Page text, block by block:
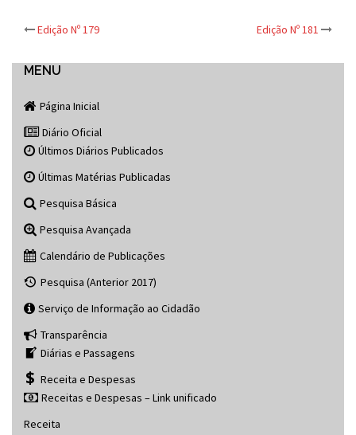
Post
navigation
Edição Nº 179 Edição Nº 181
MENU
Página Inicial
Diário Oficial
Últimos Diários Publicados
Últimas Matérias Publicadas
Pesquisa Básica
Pesquisa Avançada
Calendário de Publicações
Pesquisa (Anterior 2017)
Serviço de Informação ao Cidadão
Transparência
Diárias e Passagens
Receita e Despesas
Receitas e Despesas – Link unificado
Receita